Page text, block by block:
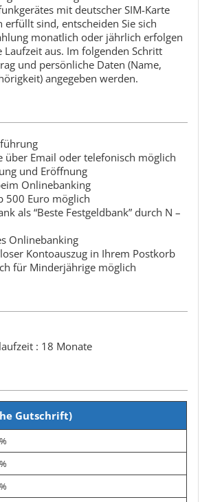
mit deutscher SIM-Karte
erfüllt sind, entscheiden Sie sich
monatlich oder jährlich erfolgen
aus. Im folgenden Schritt
und persönliche Daten (Name,
angegeben werden.
über Email oder telefonisch möglich
und Eröffnung
Onlinebanking
500 Euro möglich
als “Beste Festgeldbank” durch N –
Onlinebanking
Kontoauszug in Ihrem Postkorb
für Minderjährige möglich
: 18 Monate
Gutschrift)